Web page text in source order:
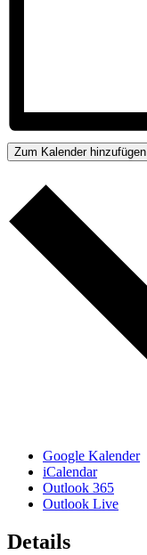
Zum Kalender hinzufügen
Google Kalender
iCalendar
Outlook 365
Outlook Live
Details